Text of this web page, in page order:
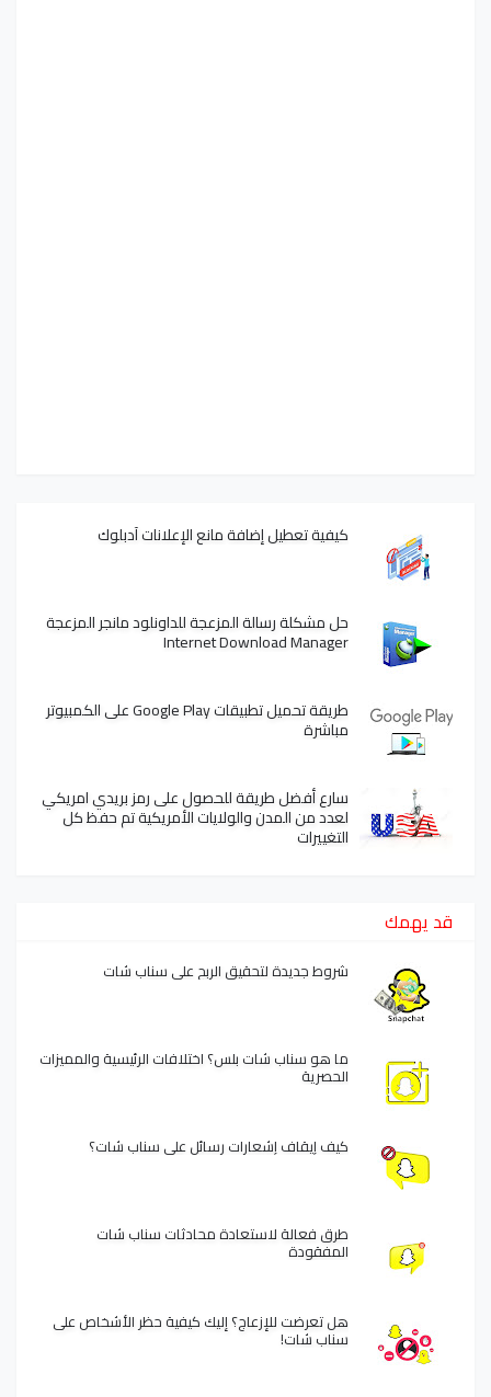
كيفية تعطيل إضافة مانع الإعلانات آدبلوك
حل مشكلة رسالة المزعجة للداونلود مانجر المزعجة
Internet Download Manager
طريقة تحميل تطبيقات Google Play على الكمبيوتر
مباشرة
سارع أفضل طريقة للحصول على رمز بريدي امريكي
لعدد من المدن والولايات الأمريكية تم حفظ كل
التغييرات
قد يهمك
شروط جديدة لتحقيق الربح على سناب شات
ما هو سناب شات بلس؟ اختلافات الرئيسية والمميزات
الحصرية
كيف إيقاف إشعارات رسائل على سناب شات؟
طرق فعالة لاستعادة محادثات سناب شات
المفقودة
هل تعرضت للإزعاج؟ إليك كيفية حظر الأشخاص على
سناب شات!